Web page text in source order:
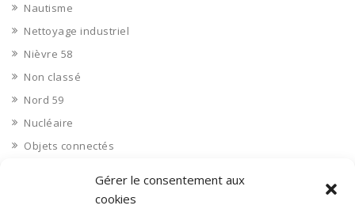
Gérer le consentement aux
cookies
Nautisme
Nettoyage industriel
Nièvre 58
Non classé
Nord 59
Nucléaire
Objets connectés